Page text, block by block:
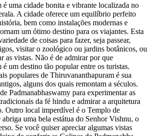
uma cidade bonita e vibrante localizada no
A cidade oferece um equilíbrio perfeito
bem como instalações modernas e
um ótimo destino para os viajantes. Esta
de coisas para fazer, seja passear,
visitar o zoológico ou jardins botânicos, ou
as vistas. Não é de admirar por que
um destino tão popular entre os turistas.
populares de Thiruvananthapuram é sua
alguns dos quais remontam a séculos.
Padmanabhaswamy para experimentar as
da fé hindu e admirar a arquitetura
Outro local imperdível é o Templo de
uma bela estátua do Senhor Vishnu, o
Se você quiser apreciar algumas vistas